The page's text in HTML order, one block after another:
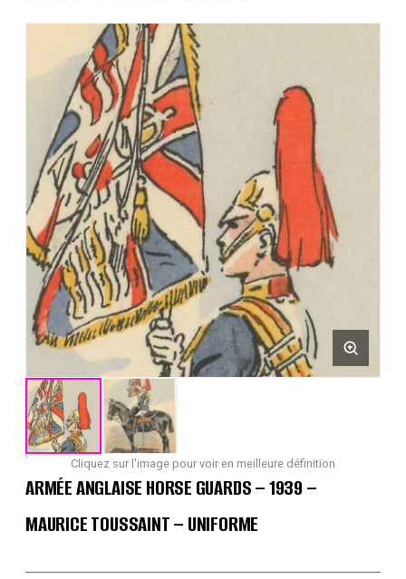
Cliquez sur l'image pour voir en meilleure définition
ARMÉE ANGLAISE HORSE GUARDS – 1939 –
MAURICE TOUSSAINT – UNIFORME